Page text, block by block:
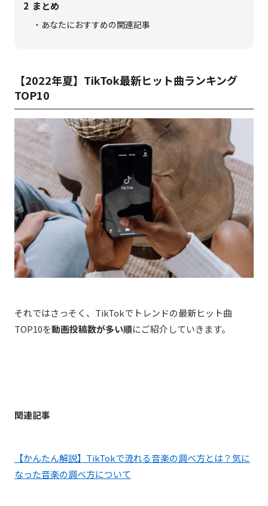
2 まとめ
あなたにおすすめの関連記事
【2022年夏】TikTok最新ヒット曲ランキング
TOP10
それではさっそく、TikTokでトレンドの最新ヒット曲
TOP10を動画投稿数が多い順にご紹介していきます。
関連記事
【かんたん解説】TikTokで流れる音楽の調べ方とは？気に
なった音楽の調べ方について